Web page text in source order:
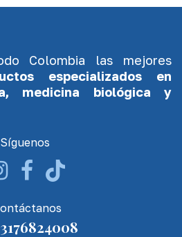
Colombia las mejores
especializados en
medicina biológica y
Síguenos